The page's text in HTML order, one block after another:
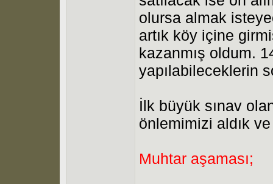
olursa almak
artık köy içine
kazanmış oldum.
yapılabileceklerin
İlk büyük sınav
önlemimizi aldık
Muhtar aşaması;